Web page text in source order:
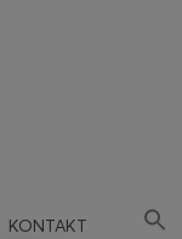
KONTAKT